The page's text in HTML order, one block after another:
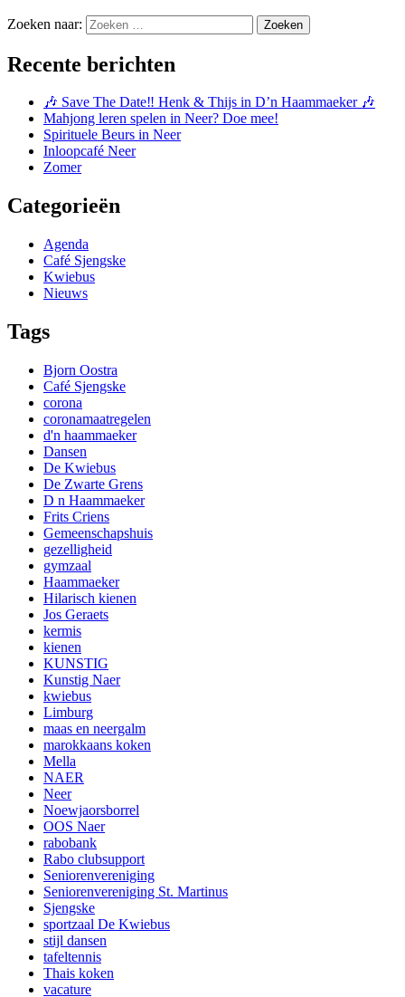
Zoeken naar: Zoeken
Recente berichten
🎶 Save The Date‼️ Henk & Thijs in D’n Haammaeker 🎶
Mahjong leren spelen in Neer? Doe mee!
Spirituele Beurs in Neer
Inloopcafé Neer
Zomer
Categorieën
Agenda
Café Sjengske
Kwiebus
Nieuws
Tags
Bjorn Oostra
Café Sjengske
corona
coronamaatregelen
d'n haammaeker
Dansen
De Kwiebus
De Zwarte Grens
D n Haammaeker
Frits Criens
Gemeenschapshuis
gezelligheid
gymzaal
Haammaeker
Hilarisch kienen
Jos Geraets
kermis
kienen
KUNSTIG
Kunstig Naer
kwiebus
Limburg
maas en neergalm
marokkaans koken
Mella
NAER
Neer
Noewjaorsborrel
OOS Naer
rabobank
Rabo clubsupport
Seniorenvereniging
Seniorenvereniging St. Martinus
Sjengske
sportzaal De Kwiebus
stijl dansen
tafeltennis
Thais koken
vacature